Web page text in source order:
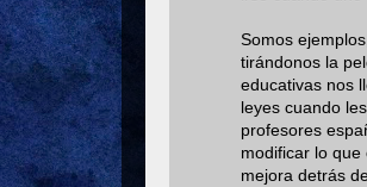
Somos
tirándonos la
educativas nos
leyes cuando
profesores
modificar lo
mejora detrás